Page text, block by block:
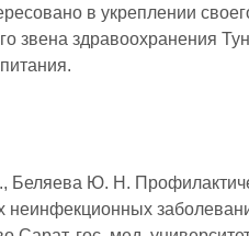
в укреплении
звена здравоохранения
Беляева Ю. Н.
неинфекционных